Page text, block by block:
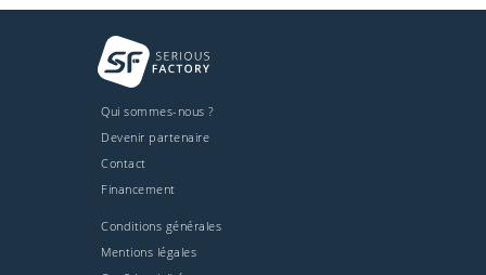
Qui sommes-nous ?
Devenir partenaire
Contact
Financement
Conditions générales
Mentions légales